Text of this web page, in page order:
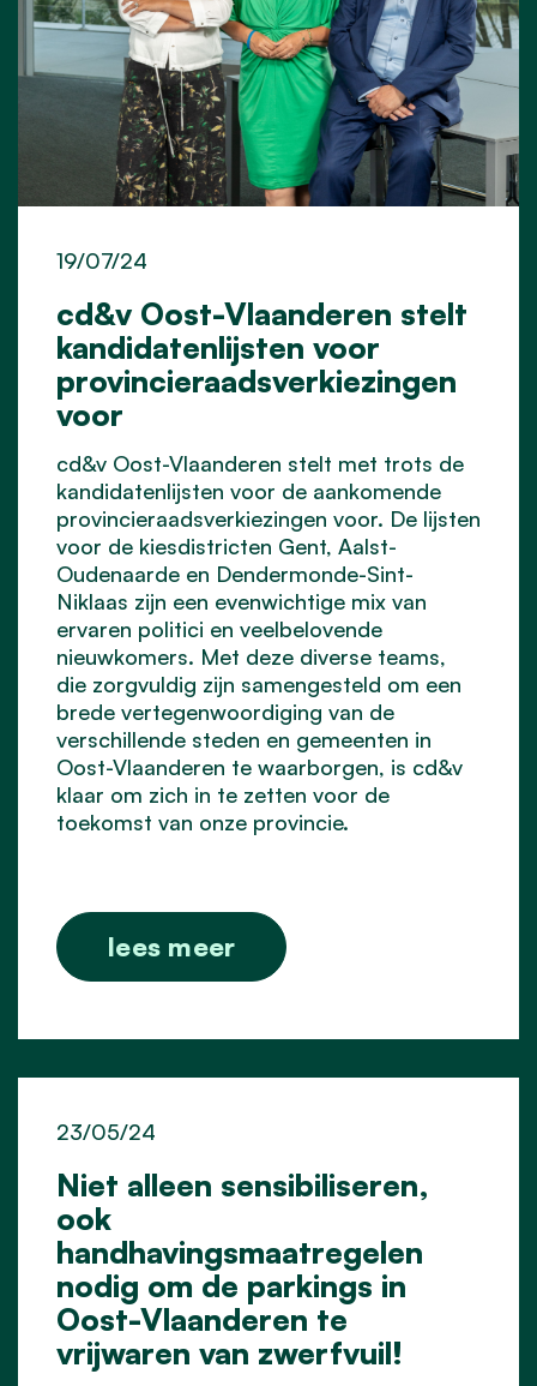
cd&v Oost-Vlaanderen stelt
kandidatenlijsten voor
provincieraadsverkiezingen
voor
19/07/24
cd&v Oost-Vlaanderen stelt met trots de
kandidatenlijsten voor de aankomende
provincieraadsverkiezingen voor. De lijsten
voor de kiesdistricten Gent, Aalst-
Oudenaarde en Dendermonde-Sint-
Niklaas zijn een evenwichtige mix van
ervaren politici en veelbelovende
nieuwkomers. Met deze diverse teams,
die zorgvuldig zijn samengesteld om een
brede vertegenwoordiging van de
verschillende steden en gemeenten in
Oost-Vlaanderen te waarborgen, is cd&v
klaar om zich in te zetten voor de
toekomst van onze provincie.
lees meer
Niet alleen sensibiliseren,
ook
handhavingsmaatregelen
nodig om de parkings in
Oost-Vlaanderen te
vrijwaren van zwerfvuil!
23/05/24